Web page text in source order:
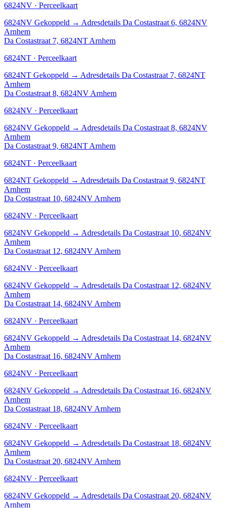
6824NV · Perceelkaart
6824NV Gekoppeld → Adresdetails Da Costastraat 6, 6824NV
Arnhem
Da Costastraat 7, 6824NT Arnhem
6824NT · Perceelkaart
6824NT Gekoppeld → Adresdetails Da Costastraat 7, 6824NT
Arnhem
Da Costastraat 8, 6824NV Arnhem
6824NV · Perceelkaart
6824NV Gekoppeld → Adresdetails Da Costastraat 8, 6824NV
Arnhem
Da Costastraat 9, 6824NT Arnhem
6824NT · Perceelkaart
6824NT Gekoppeld → Adresdetails Da Costastraat 9, 6824NT
Arnhem
Da Costastraat 10, 6824NV Arnhem
6824NV · Perceelkaart
6824NV Gekoppeld → Adresdetails Da Costastraat 10, 6824NV
Arnhem
Da Costastraat 12, 6824NV Arnhem
6824NV · Perceelkaart
6824NV Gekoppeld → Adresdetails Da Costastraat 12, 6824NV
Arnhem
Da Costastraat 14, 6824NV Arnhem
6824NV · Perceelkaart
6824NV Gekoppeld → Adresdetails Da Costastraat 14, 6824NV
Arnhem
Da Costastraat 16, 6824NV Arnhem
6824NV · Perceelkaart
6824NV Gekoppeld → Adresdetails Da Costastraat 16, 6824NV
Arnhem
Da Costastraat 18, 6824NV Arnhem
6824NV · Perceelkaart
6824NV Gekoppeld → Adresdetails Da Costastraat 18, 6824NV
Arnhem
Da Costastraat 20, 6824NV Arnhem
6824NV · Perceelkaart
6824NV Gekoppeld → Adresdetails Da Costastraat 20, 6824NV
Arnhem